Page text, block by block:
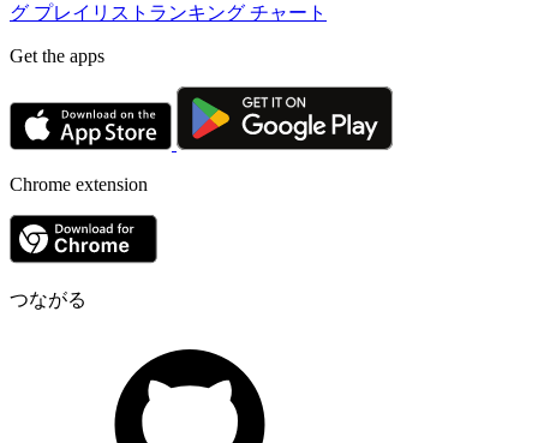
グ プレイリストランキング チャート
Get the apps
Chrome extension
つながる